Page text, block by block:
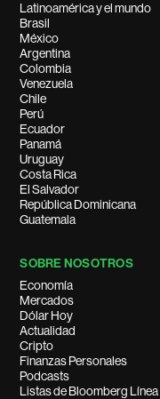
Latinoamérica y el mundo
Brasil
México
Argentina
Colombia
Venezuela
Chile
Perú
Ecuador
Panamá
Uruguay
Costa Rica
El Salvador
República Dominicana
Guatemala
SOBRE NOSOTROS
Economía
Mercados
Dólar Hoy
Actualidad
Cripto
Finanzas Personales
Podcasts
Listas de Bloomberg Línea